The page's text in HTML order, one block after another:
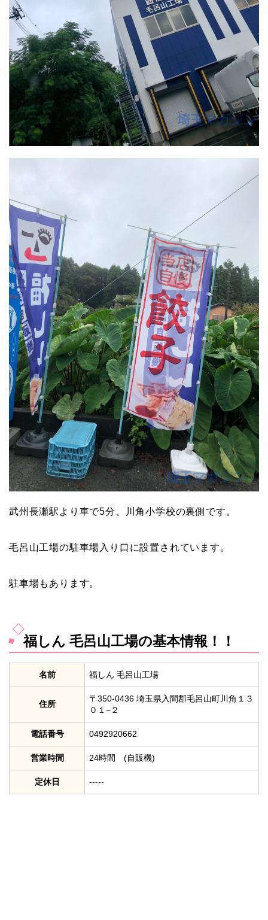
武州長瀬駅より車で5分、川角小学校の裏側です。
毛呂山工場の駐車場入り口に設置されています。
駐車場もあります。
福しん 毛呂山工場の基本情報！！
名前 福しん 毛呂山工場
住所
〒350-0436 埼玉県入間郡毛呂山町川角１３
０１−２
電話番号 0492920662
営業時間 24時間 (自販機)
定休日 ‐‐‐‐‐